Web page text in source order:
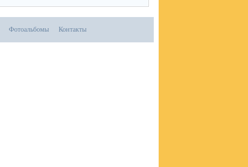
Фотоальбомы Контакты